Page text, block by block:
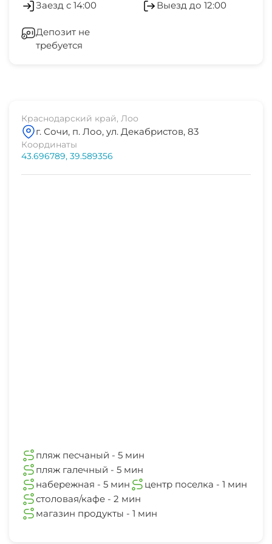
центр поселка
столовая/кафе
Гладильные принадлежности
Спутниковое ТВ
Заезд с 14:00 Выезд до 12:00
Депозит не
требуется
Краснодарский край, Лоо
г. Сочи, п. Лоо, ул. Декабристов, 83
Координаты
43.696789, 39.589356
пляж песчаный - 5 мин
пляж галечный - 5 мин
набережная - 5 мин
центр поселка - 1 мин
столовая/кафе - 2 мин
магазин продукты - 1 мин